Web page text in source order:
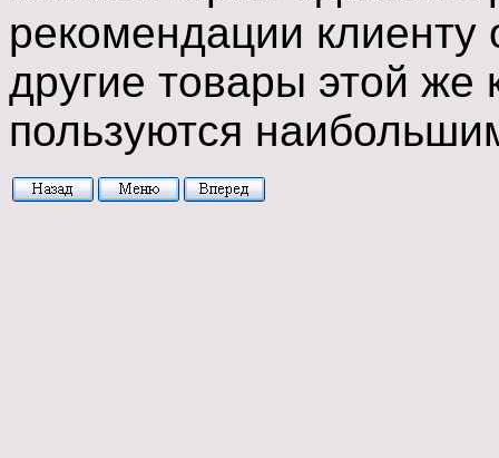
рекомендации
другие товары этой же
пользуются